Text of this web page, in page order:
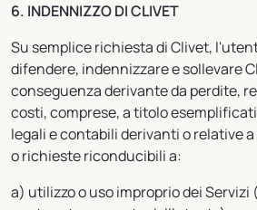
6. INDENNIZZO DI CLIVET
Su semplice richiesta di Clivet,
difendere, indennizzare e sollevare
conseguenza derivante da perdite,
costi, comprese, a titolo
legali e contabili derivanti o relative
o richieste riconducibili a:
a) utilizzo o uso improprio dei